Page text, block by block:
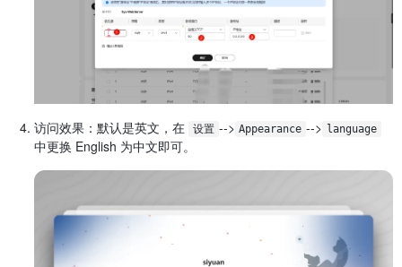
访问效果：默认是英文，在 设置 ​--> Appearance ​--> language
中更换 English 为中文即可。